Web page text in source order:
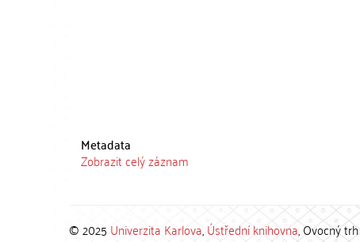
Metadata
Zobrazit celý záznam
© 2025 Univerzita Karlova,Ústřední knihovna, Ovocný